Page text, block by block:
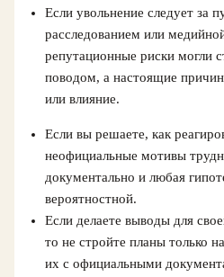
Если увольнение следует за
расследованием или
репутационные риски могли
поводом, а настоящие
или влияние.
Если вы решаете, как
неофициальные мотивы
документально и любая
вероятностной.
Если делаете выводы для
то не стройте планы только
их с официальными